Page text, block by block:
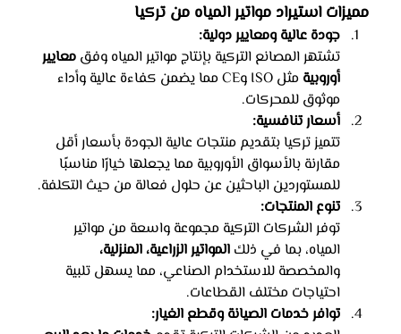
مميزات استيراد مواتير المياه من تركيا
جودة عالية ومعايير دولية:
تشتهر المصانع التركية بإنتاج مواتير المياه وفق معايير
أوروبية
مثل ISO وCE مما يضمن كفاءة عالية وأداء
موثوق للمحركات.
أسعار تنافسية:
تتميز تركيا بتقديم منتجات عالية الجودة بأسعار أقل
مقارنة بالأسواق الأوروبية مما يجعلها خيارًا مناسبًا
للمستوردين الباحثين عن حلول فعالة من حيث التكلفة.
تنوع المنتجات:
توفر الشركات التركية مجموعة واسعة من مواتير
المياه، بما في ذلك المواتير الزراعية، المنزلية،
والمخصصة للاستخدام الصناعي، مما يسهل تلبية
احتياجات مختلف القطاعات.
توافر خدمات الصيانة وقطع الغيار: